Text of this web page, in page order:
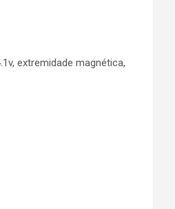
extremidade magnética,